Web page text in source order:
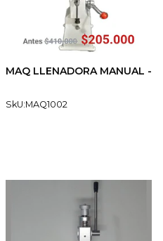
MAQ LLENADORA MANUAL -
SkU:MAQ1002